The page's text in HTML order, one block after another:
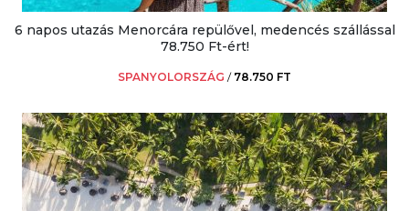
6 napos utazás Menorcára repülővel, medencés szállással
78.750 Ft-ért!
SPANYOLORSZÁG / 78.750 FT